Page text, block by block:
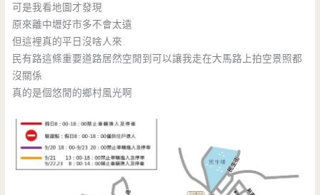
可是我看地圖才發現
原來離中壢好市多不會太遠
但這裡真的平日沒啥人來
民有路這條重要道路居然空閒到可以讓我走在大馬路上拍空景照都
沒關係
真的是個悠閒的鄉村風光啊